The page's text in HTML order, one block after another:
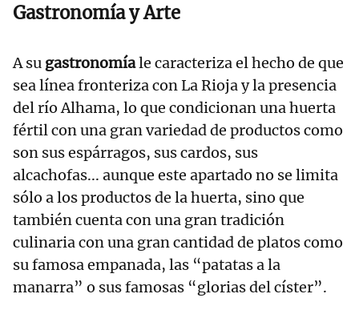
Gastronomía y Arte
A su gastronomíale caracteriza el hecho de que
sea línea fronteriza con La Rioja y la presencia
del río Alhama, lo que condicionan una huerta
fértil con una gran variedad de productos como
son sus espárragos, sus cardos, sus
alcachofas... aunque este apartado no se limita
sólo a los productos de la huerta, sino que
también cuenta con una gran tradición
culinaria con una gran cantidad de platos como
su famosa empanada, las “patatas a la
manarra” o sus famosas “glorias del císter”.